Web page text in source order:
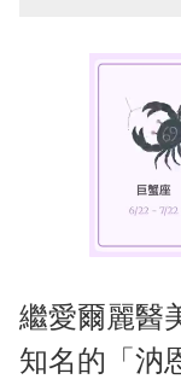
繼愛爾麗醫
知名的「汭